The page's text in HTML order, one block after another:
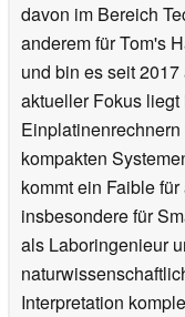
davon im Bereich
anderem für Tom's
und bin es seit
aktueller Fokus
kompakten
kommt ein Faible
insbesondere für
als Laboringenieur
Interpretation